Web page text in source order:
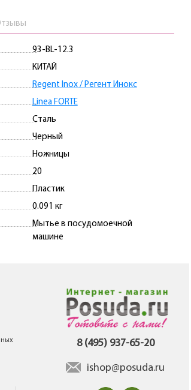
93-BL-12.3
КИТАЙ
Regent Inox / Регент Инокс
Linea FORTE
Сталь
Черный
Ножницы
20
Пластик
0.091 кг
Мытье в посудомоечной
машине
8 (495) 937-65-20
ishop@posuda.ru